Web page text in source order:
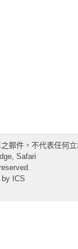
郵件，不代表任何
Safari
by ICS